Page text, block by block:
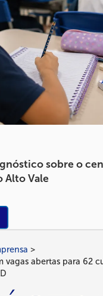
sobre o
Alto Vale
vagas abertas para 62